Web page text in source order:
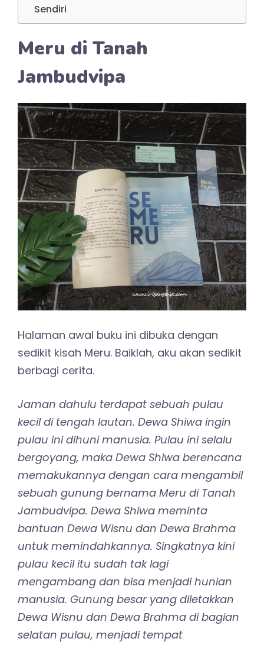
Sendiri
Meru di Tanah
Jambudvipa
Halaman awal buku ini dibuka dengan
sedikit kisah Meru. Baiklah, aku akan sedikit
berbagi cerita.
Jaman dahulu terdapat sebuah pulau
kecil di tengah lautan. Dewa Shiwa ingin
pulau ini dihuni manusia. Pulau ini selalu
bergoyang, maka Dewa Shiwa berencana
memakukannya dengan cara mengambil
sebuah gunung bernama Meru di Tanah
Jambudvipa. Dewa Shiwa meminta
bantuan Dewa Wisnu dan Dewa Brahma
untuk memindahkannya. Singkatnya kini
pulau kecil itu sudah tak lagi
mengambang dan bisa menjadi hunian
manusia. Gunung besar yang diletakkan
Dewa Wisnu dan Dewa Brahma di bagian
selatan pulau, menjadi tempat